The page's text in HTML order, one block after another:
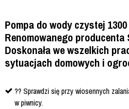
Pompa do wody czystej 1300
Renomowanego producenta
Doskonała we wszelkich
sytuacjach domowych i
?? Sprawdzi się przy wiosennych
w piwnicy.